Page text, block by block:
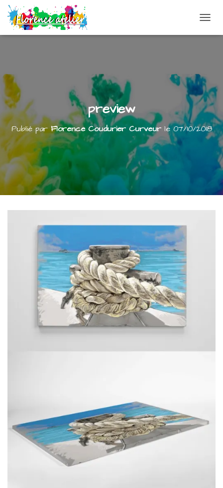
preview
Publié parFlorence Coudurier Curveurle07/10/2018